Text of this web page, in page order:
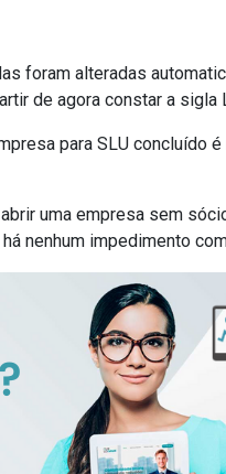
foram alteradas
de agora constar a sigla
para SLU
uma empresa sem
nenhum impedimento